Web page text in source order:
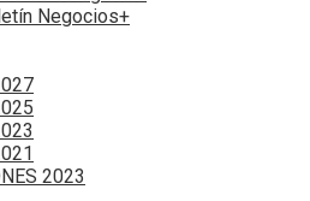
Negocios+
2023